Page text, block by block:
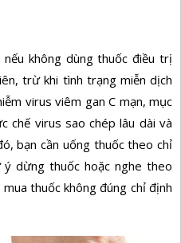
không dùng thuốc điều trị
trừ khi tình trạng miễn dịch
virus viêm gan C mạn, mục
virus sao chép lâu dài và
bạn cần uống thuốc theo chỉ
dừng thuốc hoặc nghe theo
thuốc không đúng chỉ định